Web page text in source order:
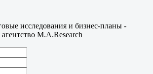
исследования и бизнес-планы -
M.A.Research